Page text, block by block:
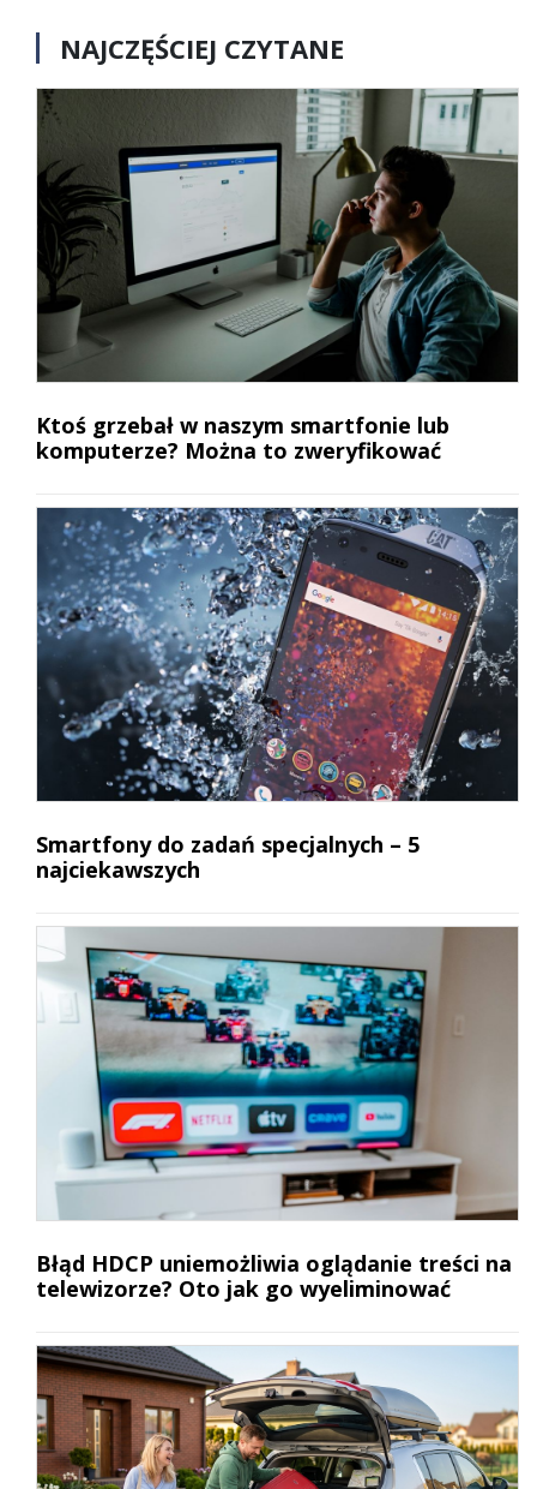
NAJCZĘŚCIEJ CZYTANE
Ktoś grzebał w naszym smartfonie lub
komputerze? Można to zweryfikować
Smartfony do zadań specjalnych – 5
najciekawszych
Błąd HDCP uniemożliwia oglądanie treści na
telewizorze? Oto jak go wyeliminować